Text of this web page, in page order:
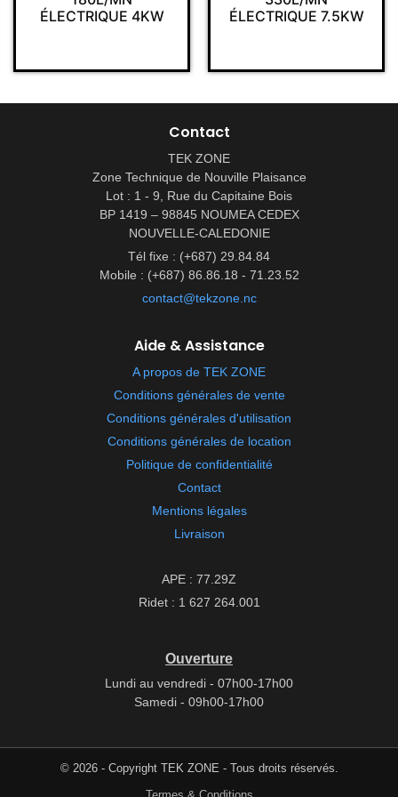
4KW
ÉLECTRIQUE 7.5KW
Contact
TEK ZONE
Zone Technique de Nouville Plaisance
Lot : 1 - 9, Rue du Capitaine Bois
BP 1419 – 98845 NOUMEA CEDEX
NOUVELLE-CALEDONIE
Tél fixe : (+687) 29.84.84
Mobile : (+687) 86.86.18 - 71.23.52
contact@tekzone.nc
Aide & Assistance
A propos de TEK ZONE
Conditions générales de vente
Conditions générales d'utilisation
Conditions générales de location
Politique de confidentialité
Contact
Mentions légales
Livraison
APE : 77.29Z
Ridet : 1 627 264.001
Ouverture
Lundi au vendredi - 07h00-17h00
Samedi - 09h00-17h00
© 2026 - Copyright TEK ZONE - Tous droits réservés.